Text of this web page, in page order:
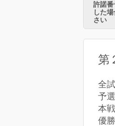
許諾
した
さい
第
全
予
本
優